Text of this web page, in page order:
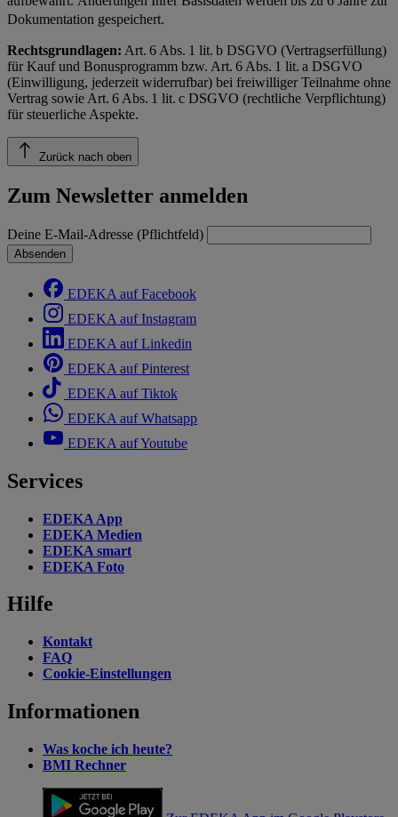
Dokumentation gespeichert.
Rechtsgrundlagen: Art. 6 Abs. 1 lit. b DSGVO (Vertragserfüllung)
für Kauf und Bonusprogramm bzw. Art. 6 Abs. 1 lit. a DSGVO
(Einwilligung, jederzeit widerrufbar) bei freiwilliger Teilnahme ohne
Vertrag sowie Art. 6 Abs. 1 lit. c DSGVO (rechtliche Verpflichtung)
für steuerliche Aspekte.
Zurück nach oben
Zum Newsletter anmelden
Deine E-Mail-Adresse (Pflichtfeld)
Absenden
EDEKA auf Facebook
EDEKA auf Instagram
EDEKA auf Linkedin
EDEKA auf Pinterest
EDEKA auf Tiktok
EDEKA auf Whatsapp
EDEKA auf Youtube
Services
EDEKA App
EDEKA Medien
EDEKA smart
EDEKA Foto
Hilfe
Kontakt
FAQ
Cookie-Einstellungen
Informationen
Was koche ich heute?
BMI Rechner